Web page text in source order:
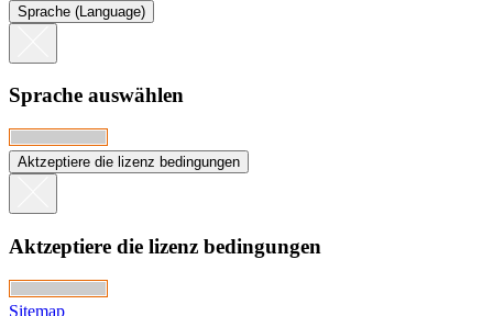
Sprache (Language)
Sprache auswählen
Aktzeptiere die lizenz bedingungen
Aktzeptiere die lizenz bedingungen
Sitemap